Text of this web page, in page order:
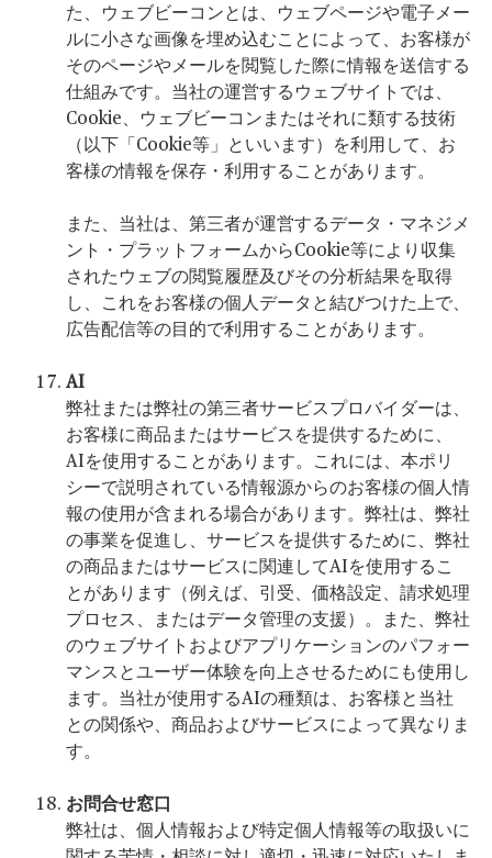
た、ウェブビーコンとは、ウェブページや電子メー
ルに小さな画像を埋め込むことによって、お客様が
そのページやメールを閲覧した際に情報を送信する
仕組みです。当社の運営するウェブサイトでは、
Cookie、ウェブビーコンまたはそれに類する技術
（以下「 Cookie等」といいます）を利用して、お
客様の情報を保存・利用することがあります。
また、当社は、第三者が運営するデータ・マネジメ
ント・プラットフォームからCookie等により収集
されたウェブの閲覧履歴及びその分析結果を取得
し、これをお客様の個人データと結びつけた上で、
広告配信等の目的で利用することがあります。
AI
弊社または弊社の第三者サービスプロバイダーは、
お客様に商品またはサービスを提供するために、
AIを使用することがあります。これには、本ポリ
シーで説明されている情報源からのお客様の個人情
報の使用が含まれる場合があります。弊社は、弊社
の事業を促進し、サービスを提供するために、弊社
の商品またはサービスに関連してAIを使用するこ
とがあります（例えば、引受、価格設定、請求処理
プロセス、またはデータ管理の支援）。また、弊社
のウェブサイトおよびアプリケーションのパフォー
マンスとユーザー体験を向上させるためにも使用し
ます。当社が使用するAIの種類は、お客様と当社
との関係や、商品およびサービスによって異なりま
す。
お問合せ窓口
弊社は、個人情報および特定個人情報等の取扱いに